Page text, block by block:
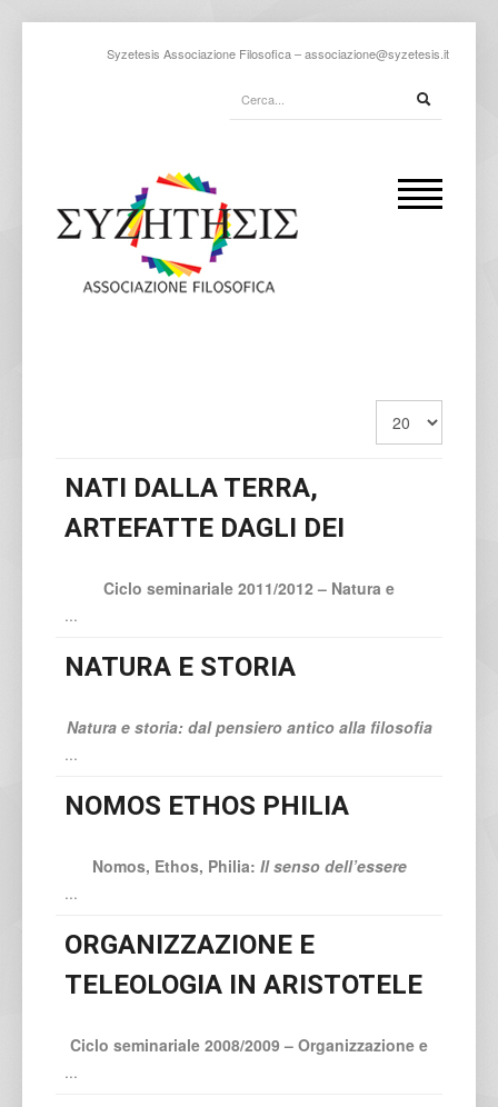
Syzetesis Associazione Filosofica –associazione@syzetesis.it
NATI DALLA TERRA,
ARTEFATTE DAGLI DEI
Ciclo seminariale 2011/2012 – Natura e
...
NATURA E STORIA
Natura e storia: dal pensiero antico alla filosofia
...
NOMOS ETHOS PHILIA
Nomos, Ethos, Philia: Il senso dell’essere
...
ORGANIZZAZIONE E
TELEOLOGIA IN ARISTOTELE
Ciclo seminariale 2008/2009 – Organizzazione e
...